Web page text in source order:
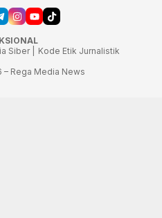
Siber |
Kode Etik Jurnalistik
Rega Media News